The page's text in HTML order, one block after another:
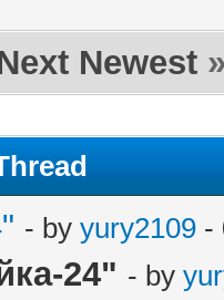
Newest
- by yury2109 -
24" - by